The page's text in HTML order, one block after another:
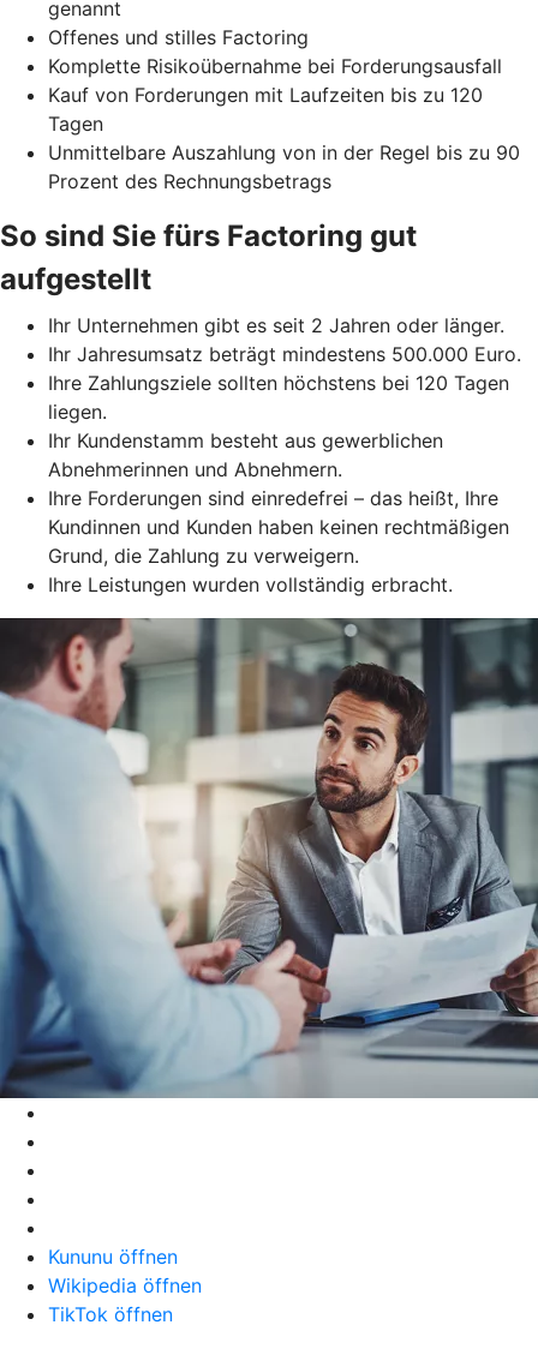
genannt
Offenes und stilles Factoring
Komplette Risikoübernahme bei Forderungsausfall
Kauf von Forderungen mit Laufzeiten bis zu 120
Tagen
Unmittelbare Auszahlung von in der Regel bis zu 90
Prozent des Rechnungsbetrags
So sind Sie fürs Factoring gut
aufgestellt
Ihr Unternehmen gibt es seit 2 Jahren oder länger.
Ihr Jahresumsatz beträgt mindestens 500.000 Euro.
Ihre Zahlungsziele sollten höchstens bei 120 Tagen
liegen.
Ihr Kundenstamm besteht aus gewerblichen
Abnehmerinnen und Abnehmern.
Ihre Forderungen sind einredefrei – das heißt, Ihre
Kundinnen und Kunden haben keinen rechtmäßigen
Grund, die Zahlung zu verweigern.
Ihre Leistungen wurden vollständig erbracht.
Kununu öffnen
Wikipedia öffnen
TikTok öffnen